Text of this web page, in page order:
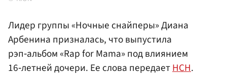
Лидер группы «Ночные снайперы» Диана
Арбенина призналась, что выпустила
рэп‑альбом «Rap for Mama» под влиянием
16‑летней дочери. Ее слова передаетНСН.